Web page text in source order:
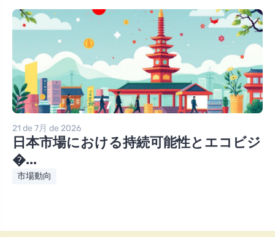
21 de 7月 de 2026
日本市場における持続可能性とエコビジ
�...
市場動向